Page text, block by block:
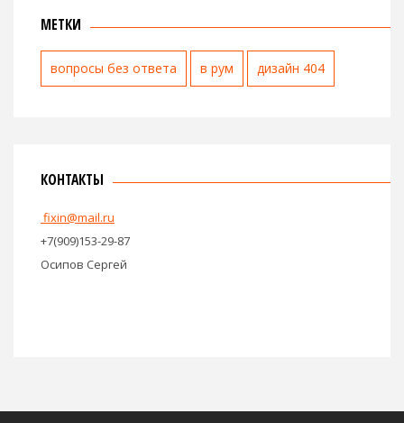
МЕТКИ
вопросы без ответа в рум дизайн 404
КОНТАКТЫ
fixin@mail.ru
+7(909)153-29-87
Осипов Сергей